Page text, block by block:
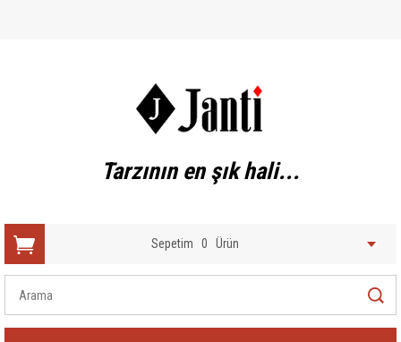
Tarzının en şık hali...
Sepetim 0 Ürün